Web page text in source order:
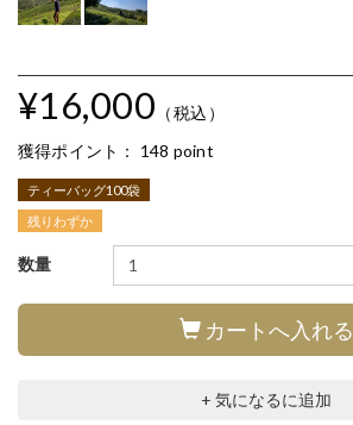
¥16,000 （税込）
獲得ポイント： 148 point
ティーバッグ100袋
残りわずか
数量
カートへ入れる
+ 気になるに追加